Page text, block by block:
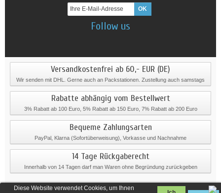
Diese Website verwendet Cookies, um Ihnen
Follow us
Versandkostenfrei ab 60,- EUR (DE)
Wir senden mit DHL. Gerne auch an Packstationen. Zustellung auch samstags
Rabatte abhängig vom Bestellwert
3% Rabatt ab 100 Euro, 5% Rabatt ab 150 Euro, 7% Rabatt ab 200 Euro
Bequeme Zahlungsarten
PayPal, Klarna (Sofortüberweisung), Vorkasse und Nachnahme
14 Tage Rückgaberecht
Innerhalb von 14 Tagen darf man Waren ohne Begründung zurückgeben